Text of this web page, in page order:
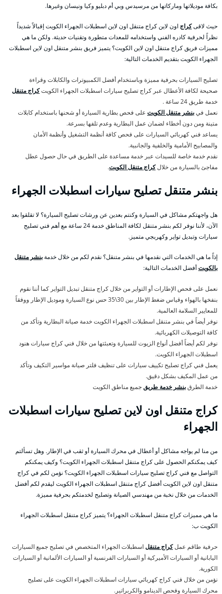
بكافة موديلاتها وماركاتها من مرسيدس وبي أم دبليو وكيا ونيسان وغيرها.
حيث لاقىكراج اون لاين كراج متنقل اون لاين اسطبلات الجهراء الكويت إقبالاً شديداً
نظراً لحرفية كادره الفني واستخدامه للمعدات متطورة وتقنيات حديثة. ولكن ما هي
مميزات فريق كراج متنقل اون لاين الكويت؟ يتميز فريق بنشر متنقل اون لاين اسطبلات
الجهراء الكويت بتقديم الخدمات التالية:
تصليح السيارات بحرفية مميزة وباستخدام أفضل الكمبيوترات والكابلات وقراءة
صحيحة لكافة الأعطال عبر كراج تصليح سيارات اسطبلات الجهراء الكويتكراج متنقل
خدمة طريق 24 ساعة .
نعمل فيبنشر متنقل الكويت على فحص بطارية السيارة أو شحنها باستخدام كابلات
متينة ومن دون أخطاء لضمان عمل البطارية وعدم تلفها بسرعة.
يساعد فني كهربائي السيارات على فحص كافة أنظمة التشغيل وأنظمة الأمان
والمصابيح الأمامية والخلفية والجانبية.
نقدم خدمة خاصة للسيدات عبر خدمة مساعدة على الطريق في حال حصول عطل
مفاجئ بالسيارة من خلالكراج متنقل الكويت.
بنشر متنقل تصليح سيارات اسطبلات الجهراء
هل واجهتكم مشاكل في السيارة وكنتم بعدين عن ورشات تصليح السيارة؟ لا تقلقوا بعد
الآن، لأننا نوفر لكم بنشر متنقل لكافة المناطق خدمة 24 ساعة مع أهم فني تصليح
سيارات وتبديل تواير وكهربجي متميز.
إذاً ما هي الخدمات التي نقدمها في بنشر متنقل؟ نقدم لكم من خلال خدمةبنشر متنقل
بالكويتأفضل الخدمات التالية:
نعمل على فحص الإطارات أو التواير من خلال كراج متنقل تبديل التواير كما أننا نقوم
بنفخها بالهواء وقياس ضغط الإطار بين 30\35 حس نوع السيارة وموديل الإطار ووفقاً
للمعايير السلامة العالمية.
نوفر أيضاً في بنشر متنقل اسطبلات الجهراء الكويت خدمة صيانة البطارية وتأكد من
كافة التوصيلات الكهربائية.
نوفر لكم أيضاً أفضل أنواع الزيوت للسيارة وتعبئتها من خلال فني كراج سيارات هنود
اسطبلات الجهراء الكويت.
يعمل فني كراج تصليح تكييف سيارات على تنظيف فلتر صيانة مواسير التكيف وتأكد
من عمل المكيف بشكل دقيق.
خدمة الطرقبنشر خدمة طريقجميع مناطق الكويت
كراج متنقل اون لاين تصليح سيارات اسطبلات
الجهراء
من منا لم يواجه مشاكل أو أعطال في محرك السيارة أو ثقب في الإطار. وهل تسألتم
كيف يمكنكم الحصول على كراج متنقل اسطبلات الجهراء الكويت؟ وكيف يمكنكم
التواصل مع فني كراج تصليح سيارات اسطبلات الجهراء الكويت؟ نؤمن لكم في كراج
متنقل اون لاين الكويت أفضل كراج متنقل اسطبلات الجهراء الكويت ليقدم لكم أفضل
الخدمات من خلال نخبة من مهندسي الصيانة وتصليح لخدمتكم بحرفية مميزة.
ما هي مميزات كراج متنقل اسطبلات الجهراء؟ يتميز كراج متنقل اسطبلات الجهراء
الكويت ب:
حرفية طاقم عملكراج متنقلاسطبلات الجهراء المتخصص في تصليح جميع السيارات
اليابانية أو السيارات الأميركية أو السيارات الفرنسية أو السيارات الألمانية أو السيارات
الكورية.
نؤمن من خلال فني كراج كهربائي سيارات اسطبلات الجهراء الكويت على تصليح
محرك السيارة وفحص الدينامو والكربراتير.